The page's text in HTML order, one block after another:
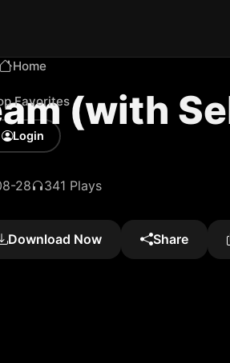
Home
Favorites
Login
(with
28 341 Plays
Download Now Share